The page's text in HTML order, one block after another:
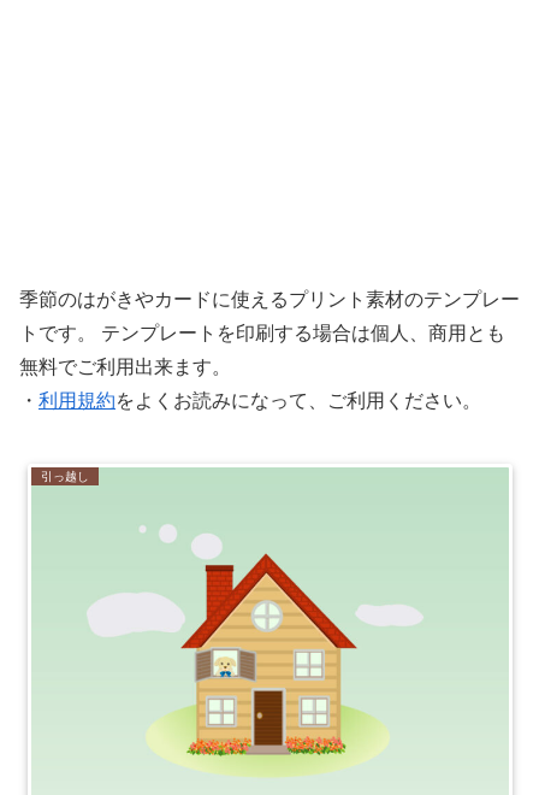
季節のはがきやカードに使えるプリント素材のテンプレー
トです。 テンプレートを印刷する場合は個人、商用とも
無料でご利用出来ます。
・ 利用規約をよくお読みになって、ご利用ください。
引っ越し